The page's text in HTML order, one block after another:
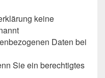
keine
Daten bei
Sie ein berechtigtes